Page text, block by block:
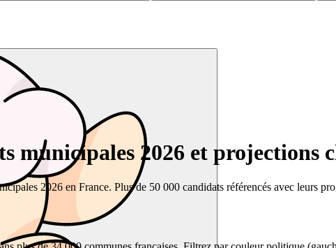
municipales 2026 et projections
2026 en France. Plus de 50 000 candidats référencés avec leurs